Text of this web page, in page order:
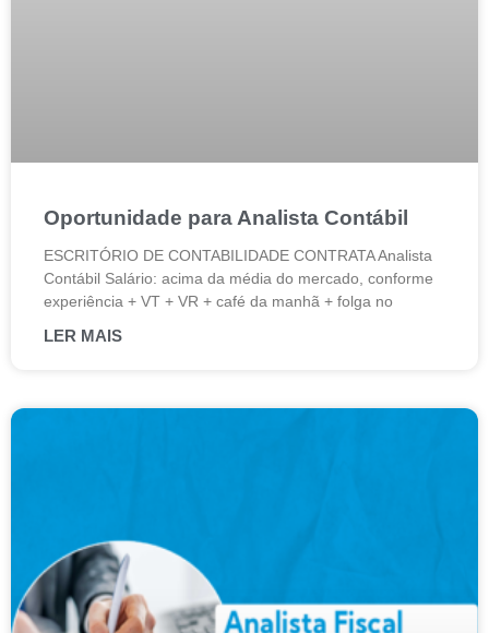
Oportunidade para Analista Contábil
ESCRITÓRIO DE CONTABILIDADE CONTRATA Analista
Contábil Salário: acima da média do mercado, conforme
experiência + VT + VR + café da manhã + folga no
LER MAIS